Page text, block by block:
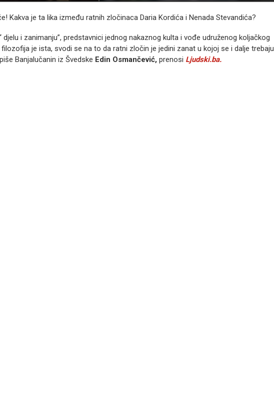
Kakva je ta lika između ratnih zločinaca Daria Kordića i Nenada Stevandića?
djelu i zanimanju”, predstavnici jednog nakaznog kulta i vođe udruženog koljačkog
je ista, svodi se na to da ratni zločin je jedini zanat u kojoj se i dalje trebaju
Banjalučanin iz Švedske Edin Osmančević, prenosi Ljudski.ba.